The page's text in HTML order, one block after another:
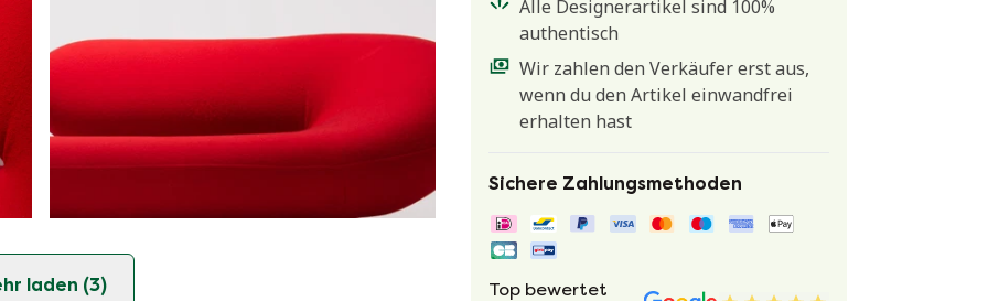
laden (3)
Alle Designerartikel sind 100%
authentisch
Wir zahlen den Verkäufer erst aus,
wenn du den Artikel einwandfrei
erhalten hast
Sichere Zahlungsmethoden
Top bewertet